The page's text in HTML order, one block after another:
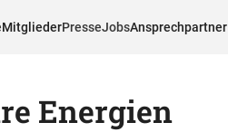
MitgliederPresseJobsAnsprechpartner
Energien